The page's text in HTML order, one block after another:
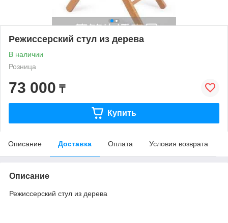
Режиссерский стул из дерева
В наличии
Розница
73 000 ₸
Купить
Описание Доставка Оплата Условия возврата
Описание
Режиссерский стул из дерева